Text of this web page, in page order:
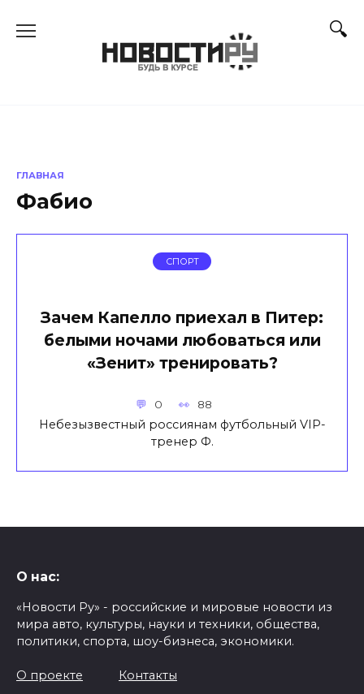
ГЛАВНАЯ
Фабио
СПОРТ
Зачем Капелло приехал в Питер:
белыми ночами любоваться или
«Зенит» тренировать?
0 88
Небезызвестный россиянам футбольный VIP-
тренер Ф.
О нас:
«Новости Ру» - российские и мировые новости из
мира авто, культуры, науки и техники, общества,
политики, спорта, шоу-бизнеса, экономики.
О проекте Контакты